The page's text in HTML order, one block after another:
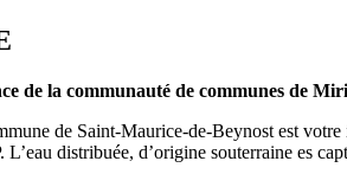
de la communauté de communes de
de Saint-Maurice-de-Beynost est
distribuée, d’origine souterraine es